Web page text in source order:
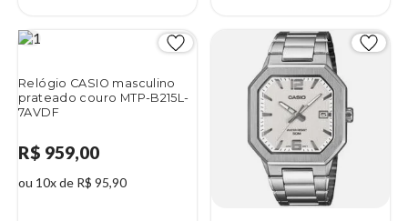
Relógio CASIO masculino
prateado couro MTP-B215L-
7AVDF
R$ 959,00
ou 10x de R$ 95,90